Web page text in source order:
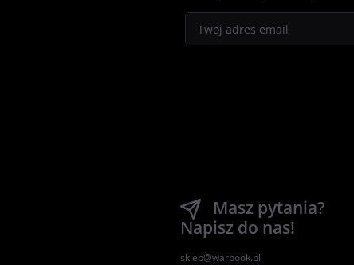
Masz pytania?
Napisz do nas!
sklep@warbook.pl